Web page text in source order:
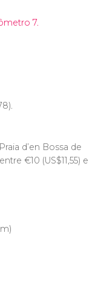
7.
d’en Bossa de
€10 (US$11,55) e